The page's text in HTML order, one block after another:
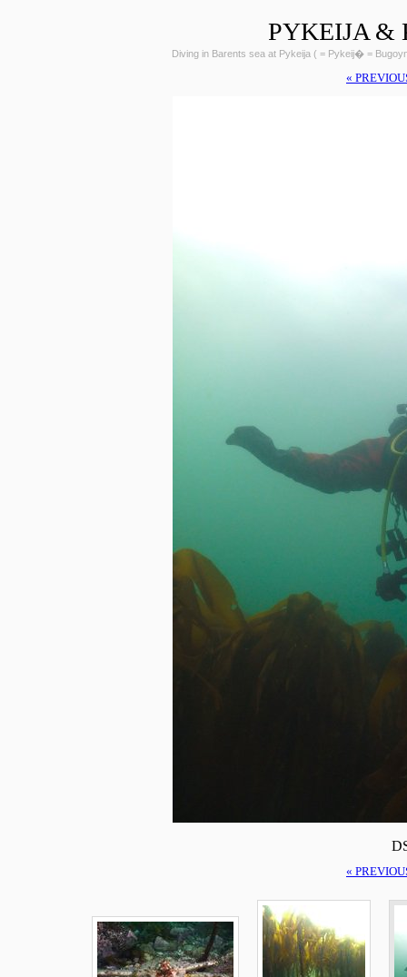
PYKEIJA &
Diving in Barents sea at Pykeija ( = Pykeij� =
«
«